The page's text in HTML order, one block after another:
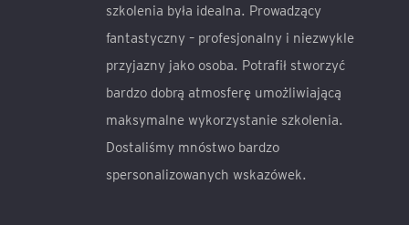
szkolenia była idealna. Prowadzący
fantastyczny – profesjonalny i niezwykle
przyjazny jako osoba. Potrafił stworzyć
bardzo dobrą atmosferę umożliwiającą
maksymalne wykorzystanie szkolenia.
Dostaliśmy mnóstwo bardzo
spersonalizowanych wskazówek.